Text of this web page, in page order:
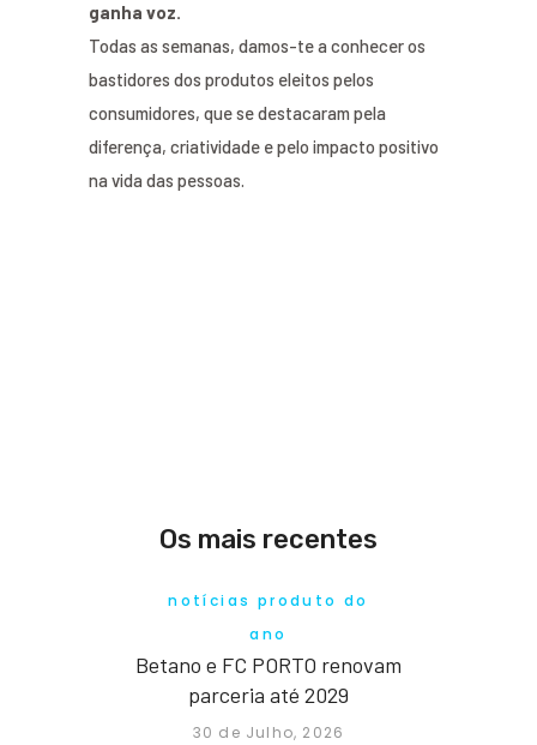
ganha voz.
Todas as semanas, damos-te a conhecer os
bastidores dos produtos eleitos pelos
consumidores, que se destacaram pela
diferença, criatividade e pelo impacto positivo
na vida das pessoas.
Os mais recentes
notícias produto do
ano
Betano e FC PORTO renovam
parceria até 2029
30 de Julho, 2026